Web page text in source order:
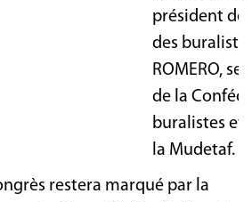
président de
des
ROMERO,
de la
buralistes et
la Mudetaf.
restera marqué par la